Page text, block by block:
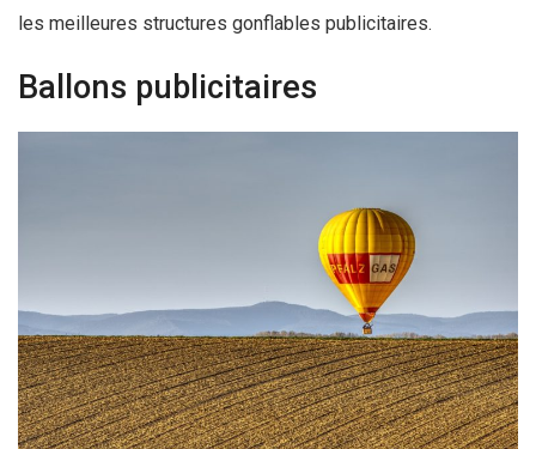
les meilleures structures gonflables publicitaires.
Ballons publicitaires